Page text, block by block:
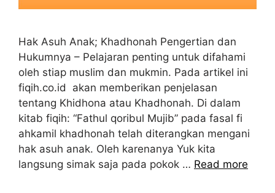
Hak Asuh Anak; Khadhonah Pengertian dan
Hukumnya – Pelajaran penting untuk difahami
oleh stiap muslim dan mukmin. Pada artikel ini
fiqih.co.id akan memberikan penjelasan
tentang Khidhona atau Khadhonah. Di dalam
kitab fiqih: “Fathul qoribul Mujib” pada fasal fi
ahkamil khadhonah telah diterangkan mengani
hak asuh anak. Oleh karenanya Yuk kita
langsung simak saja pada pokok … Read more